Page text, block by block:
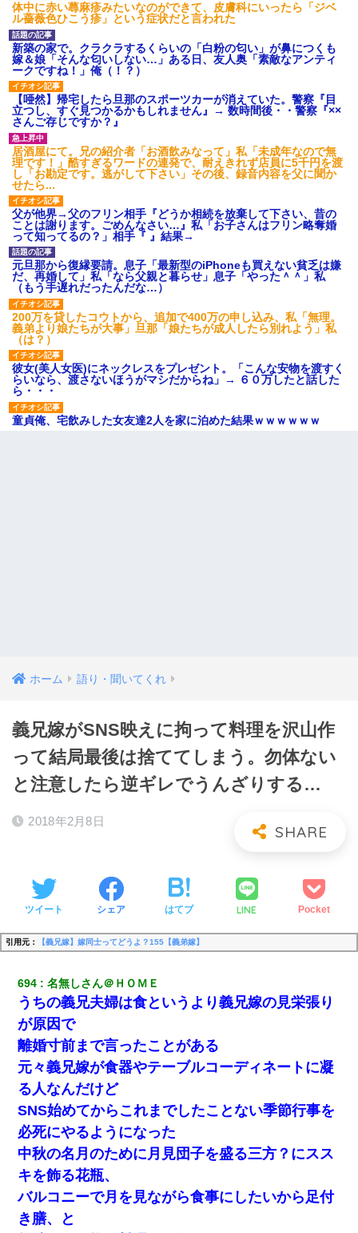
体中に赤い蕁麻疹みたいなのができて、皮膚科にいったら「ジベ
ル薔薇色ひこう疹」という症状だと言われた
新築の家で。クラクラするくらいの「白粉の匂い」が鼻につくも
嫁＆娘「そんな匂いしない…」ある日、友人奥「素敵なアンティ
ークですね！」俺（！？）
【唖然】帰宅したら旦那のスポーツカーが消えていた。警察『目
立つし、すぐ見つかるかもしれません』→ 数時間後・・警察『××
さんご存じですか？』
居酒屋にて。兄の紹介者「お酒飲みなって」私「未成年なので無
理です！」酷すぎるワードの連発で、耐えきれず店員に5千円を渡
し「お勘定です。逃がして下さい」その後、録音内容を父に聞か
せたら...
父が他界→父のフリン相手『どうか相続を放棄して下さい、昔の
ことは謝ります。ごめんなさい…』私「お子さんはフリン略奪婚
って知ってるの？」相手『 』結果→
元旦那から復縁要請。息子「最新型のiPhoneも買えない貧乏は嫌
だ、再婚して」私「なら父親と暮らせ」息子「やった＾＾」私
（もう手遅れだったんだな…）
200万を貸したコウトから、追加で400万の申し込み、私「無理。
義弟より娘たちが大事」旦那「娘たちが成人したら別れよう」私
（は？）
彼女(美人女医)にネックレスをプレゼント。「こんな安物を渡すく
らいなら、渡さないほうがマシだからね」→ ６０万したと話した
ら・・・
童貞俺、宅飲みした女友達2人を家に泊めた結果ｗｗｗｗｗｗ
ホーム 語り・聞いてくれ
義兄嫁がSNS映えに拘って料理を沢山作
って結局最後は捨ててしまう。勿体ない
と注意したら逆ギレでうんざりする…
2018年2月8日
ツイート シェア はてブ LINE Pocket
引用元： 【義兄嫁】嫁同士ってどうよ？155【義弟嫁】
694 名無しさん＠ＨＯＭＥ
うちの義兄夫婦は食というより義兄嫁の見栄張り
が原因で
離婚寸前まで言ったことがある
元々義兄嫁が食器やテーブルコーディネートに凝
る人なんだけど
SNS始めてからこれまでしたことない季節行事を
必死にやるようになった
中秋の名月のために月見団子を盛る三方？にスス
キを飾る花瓶、
バルコニーで月を見ながら食事にしたいから足付
き膳、と